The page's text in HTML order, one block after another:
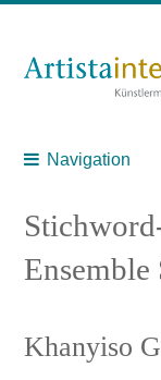
Navigation
Ensemble
Khanyiso